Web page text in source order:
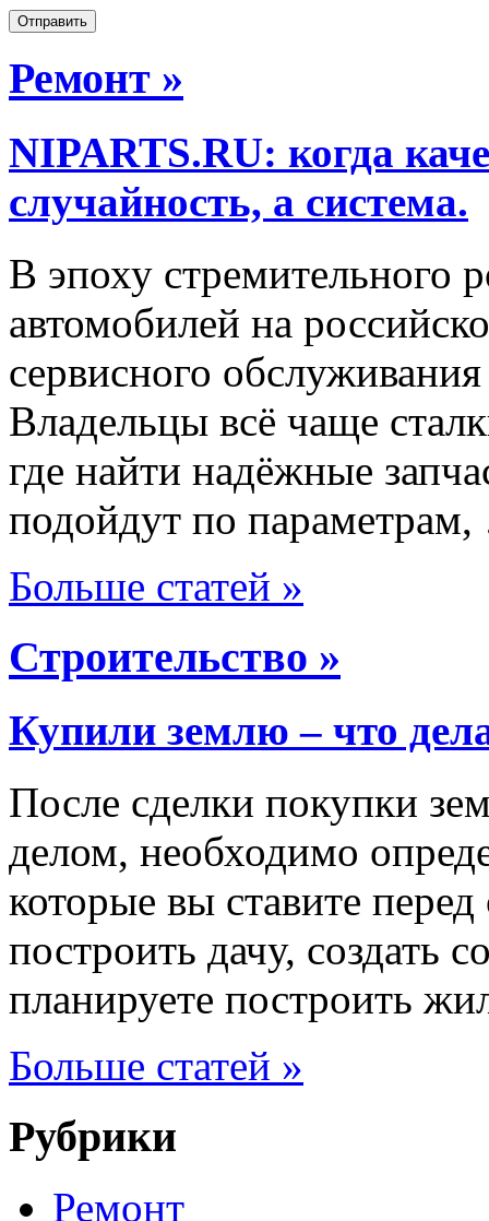
Ремонт »
NIPARTS.RU: когда
случайность, а система.
В эпоху стремительного
автомобилей на
сервисного
Владельцы всё чаще
где найти надёжные
подойдут по
Больше статей »
Строительство »
Купили землю – что
После сделки покупки
делом, необходимо
которые вы ставите
построить дачу, создать
планируете построить
Больше статей »
Рубрики
Ремонт